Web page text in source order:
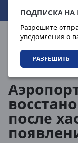
ПОДПИСКА НА
Разрешите
уведомления о
РАЗРЕШИТЬ
07.08.2026
после